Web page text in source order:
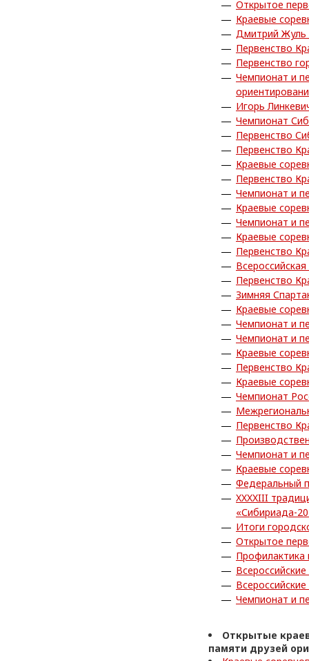
Открытое
Краевые
Дмитрий Жуль
Первенство
Первенство
Чемпионат и
Игорь
Чемпионат
Первенство
Первенство
Краевые
Первенство
Чемпионат и
Краевые
Чемпионат и
Краевые
Первенство
Первенство
Зимняя
Краевые
Чемпионат и
Чемпионат и
Краевые
Первенство
Краевые
Чемпионат
Первенство
Чемпионат и
Краевые
Федеральный
XXXXIII
«Сибириада-
Итоги
Открытое
Чемпионат и
Открытые
памяти друзей